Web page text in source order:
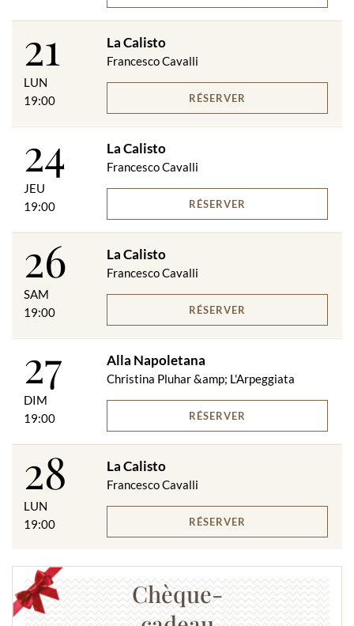
21
LUN
19:00
La Calisto
Francesco Cavalli
RÉSERVER
24
JEU
19:00
La Calisto
Francesco Cavalli
RÉSERVER
26
SAM
19:00
La Calisto
Francesco Cavalli
RÉSERVER
27
DIM
19:00
Alla Napoletana
Christina Pluhar &amp; L'Arpeggiata
RÉSERVER
28
LUN
19:00
La Calisto
Francesco Cavalli
RÉSERVER
Chèque-